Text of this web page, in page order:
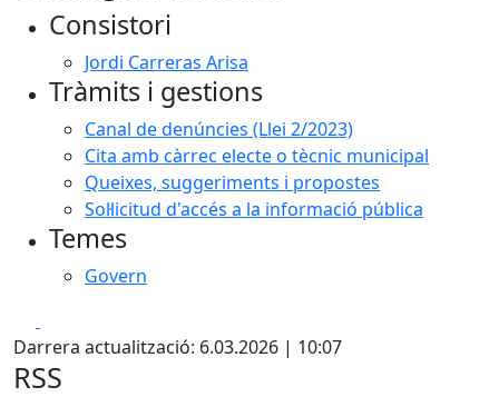
Consistori
Jordi Carreras Arisa
Tràmits i gestions
Canal de denúncies (Llei 2/2023)
Cita amb càrrec electe o tècnic municipal
Queixes, suggeriments i propostes
Sol·licitud d'accés a la informació pública
Temes
Govern
Darrera actualització: 6.03.2026 | 10:07
RSS